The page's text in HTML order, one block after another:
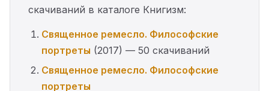
скачиваний в каталоге Книгизм:
Священное ремесло. Философские
портреты (2017) — 50 скачиваний
Священное ремесло. Философские
портреты